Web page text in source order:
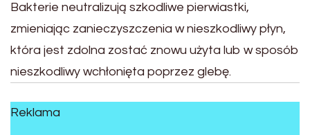
Bakterie neutralizują szkodliwe pierwiastki,
zmieniając zanieczyszczenia w nieszkodliwy płyn,
która jest zdolna zostać znowu użyta lub w sposób
nieszkodliwy wchłonięta poprzez glebę.
Reklama